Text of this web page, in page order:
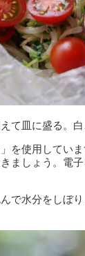
皿に盛る。白
を使用してい
ましょう。電
で水分をしぼ